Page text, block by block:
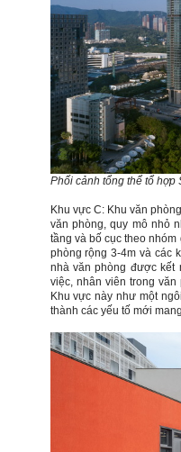
Phối cảnh tổng thể tổ hợp
Khu vực C: Khu văn
văn phòng, quy mô nhỏ
tầng và bố cục theo
phòng rộng 3-4m và các
nhà văn phòng được kết
việc, nhân viên trong
Khu vực này như một
thành các yếu tố mới